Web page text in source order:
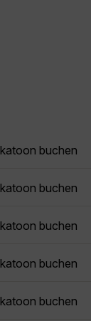
buchen
buchen
buchen
buchen
buchen